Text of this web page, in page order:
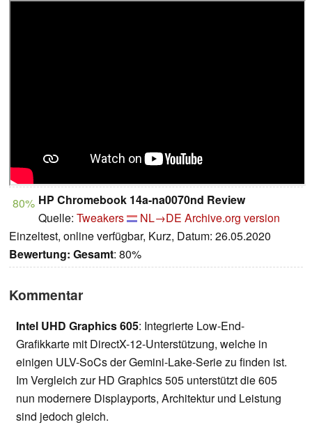
80% HP Chromebook 14a-na0070nd Review
Quelle: Tweakers NL→DE Archive.org version
Einzeltest, online verfügbar, Kurz, Datum: 26.05.2020
Bewertung: Gesamt: 80%
Kommentar
Intel UHD Graphics 605: Integrierte Low-End-
Grafikkarte mit DirectX-12-Unterstützung, welche in
einigen ULV-SoCs der Gemini-Lake-Serie zu finden ist.
Im Vergleich zur HD Graphics 505 unterstützt die 605
nun modernere Displayports, Architektur und Leistung
sind jedoch gleich.